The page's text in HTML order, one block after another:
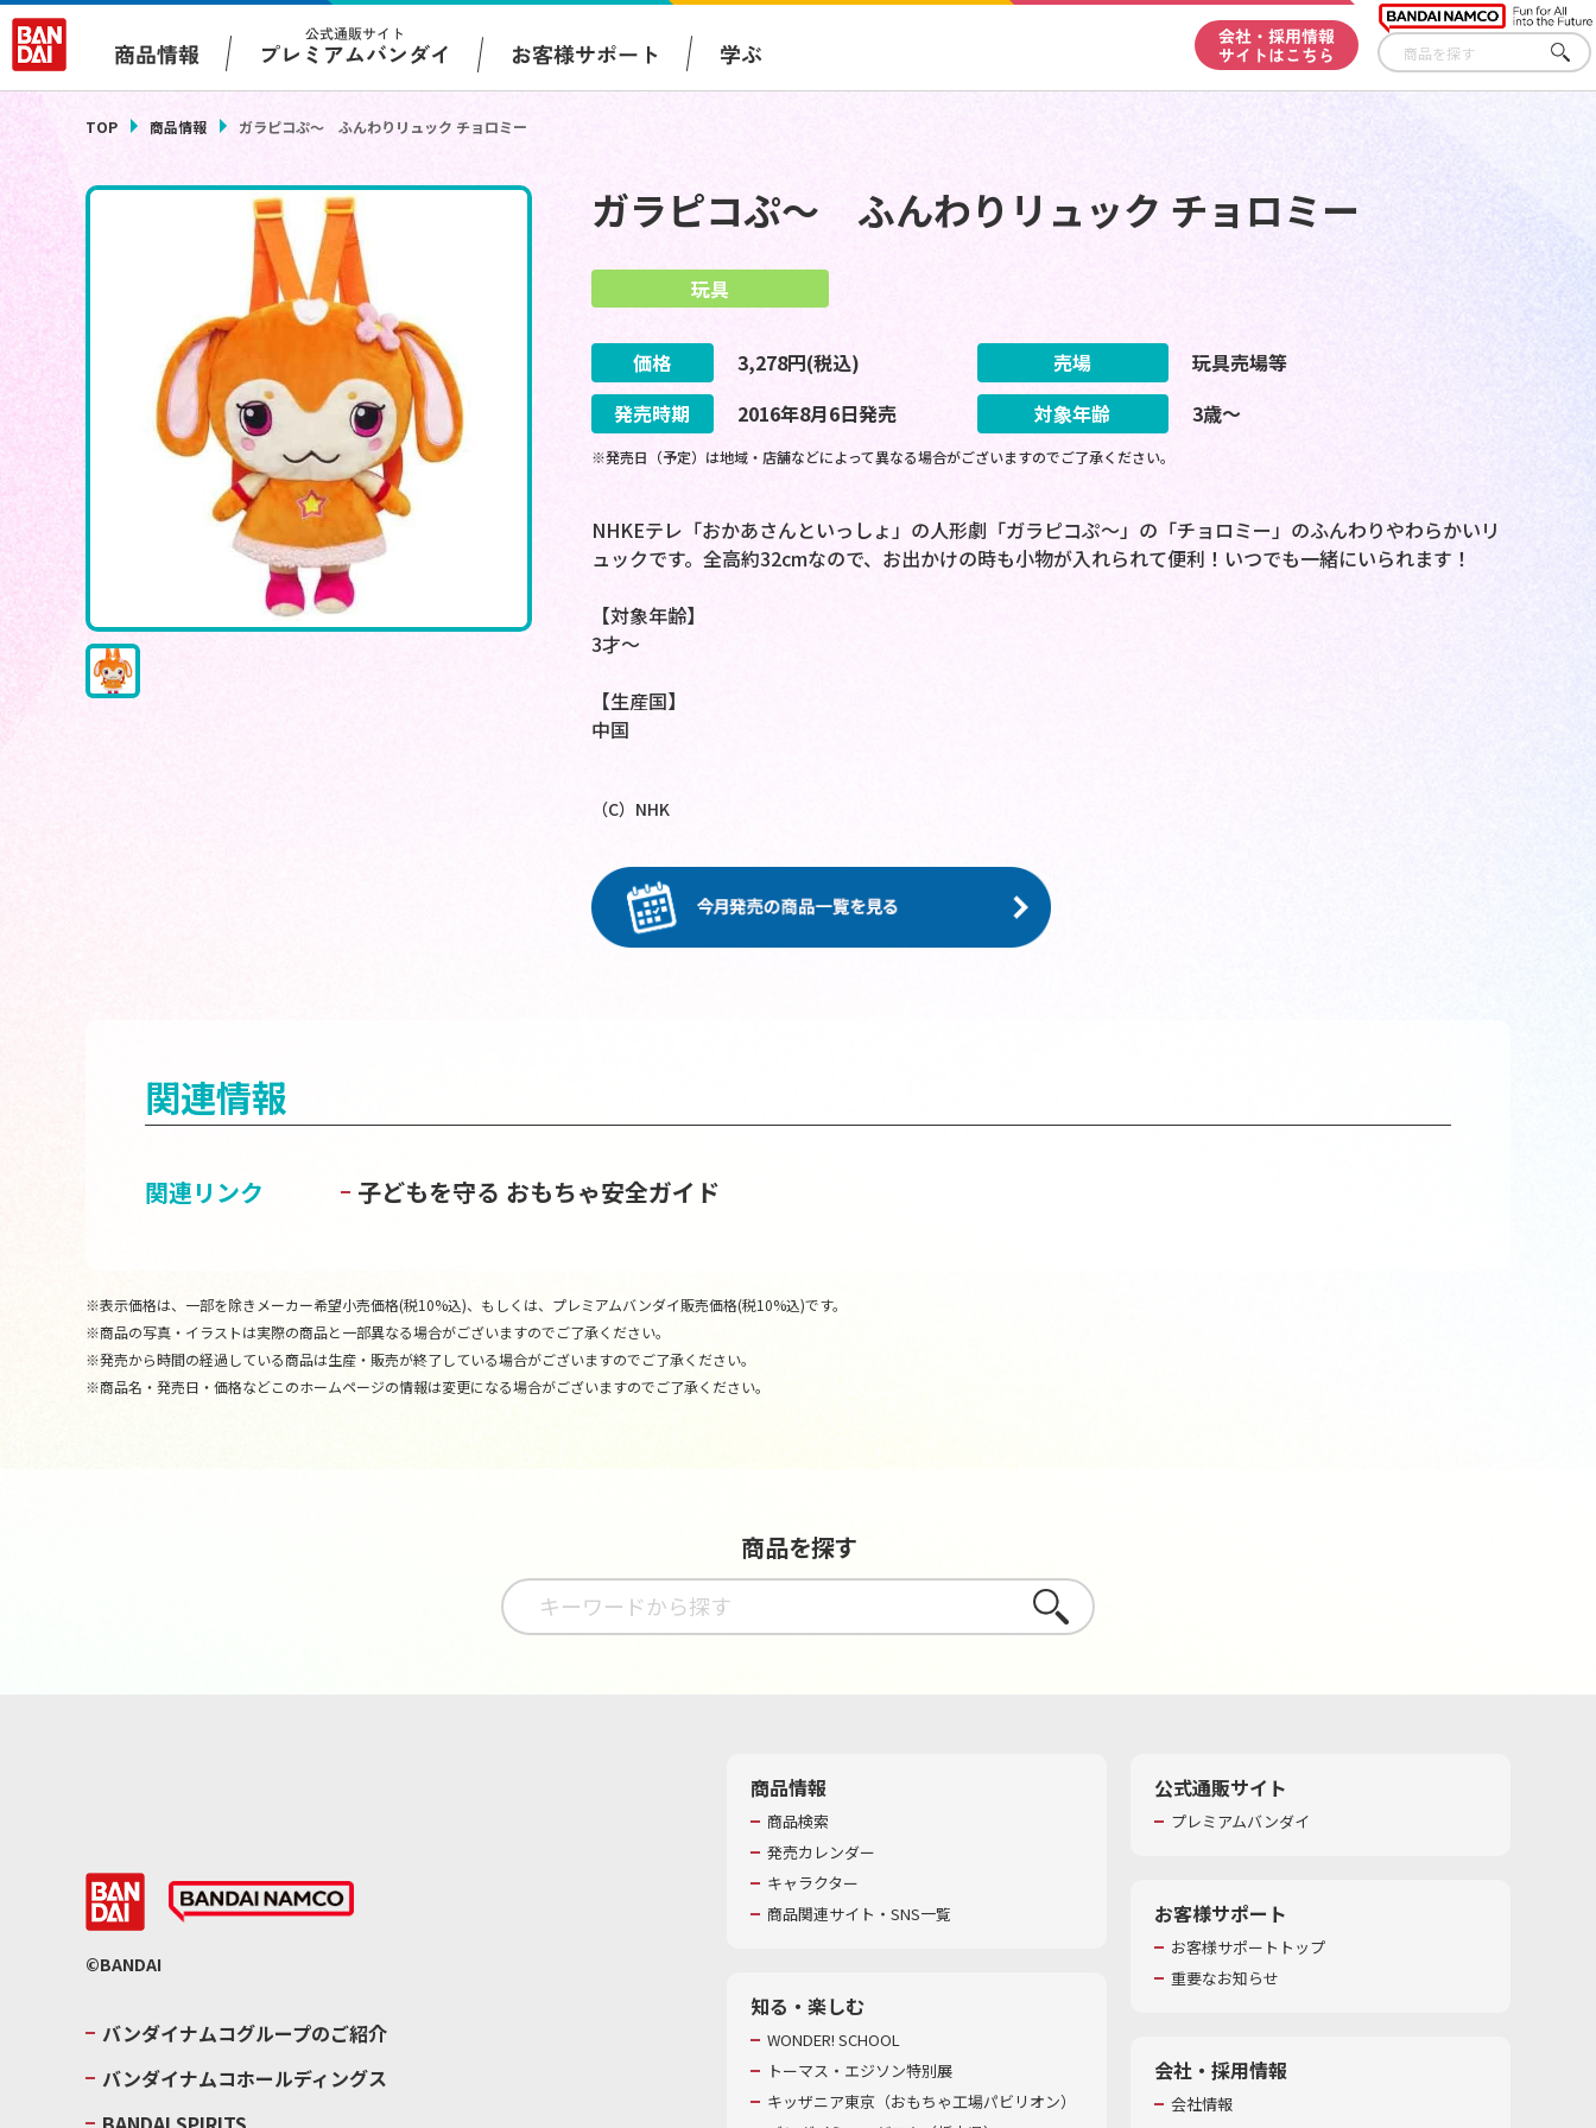
商品情報
公式通販サイト
プレミアムバンダイ お客様サポート 学ぶ
会社・採用情報
サイトはこちら
さが
す
TOP 商品情報 ガラピコぷ～ ふんわりリュック チョロミー
ガラピコぷ～ ふんわりリュック チョロミー
玩具
価格 3,278円(税込) 売場
玩具売場等
発売時期
2016年8月6日発売 対象年齢 3歳～
※発売日（予定）は地域・店舗などによって異なる場合がございますのでご了承ください。
NHKEテレ「おかあさんといっしょ」の人形劇「ガラピコぷ～」の「チョロミー」のふんわりやわらかいリ
ュックです。全高約32cmなので、お出かけの時も小物が入れられて便利！いつでも一緒にいられます！
【対象年齢】
3才～
【生産国】
中国
（C）NHK
関連情報
関連リンク 子どもを守る おもちゃ安全ガイド
※表示価格は、一部を除きメーカー希望小売価格(税10%込)、もしくは、プレミアムバンダイ販売価格(税10%込)です。
※商品の写真・イラストは実際の商品と一部異なる場合がございますのでご了承ください。
※発売から時間の経過している商品は生産・販売が終了している場合がございますのでご了承ください。
※商品名・発売日・価格などこのホームページの情報は変更になる場合がございますのでご了承ください。
商品を探す
さがす
©BANDAI
バンダイナムコグループのご紹介
バンダイナムコホールディングス
商品情報
商品検索
発売カレンダー
キャラクター
商品関連サイト・SNS一覧
知る・楽しむ
WONDER! SCHOOL
トーマス・エジソン特別展
キッザニア東京（おもちゃ工場パビリオン）​
公式通販サイト
プレミアムバンダイ
お客様サポート
お客様サポートトップ
重要なお知らせ
会社・採用情報
会社情報